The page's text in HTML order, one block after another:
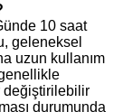
10 saat
geleneksel
uzun kullanım
değiştirilebilir
durumunda